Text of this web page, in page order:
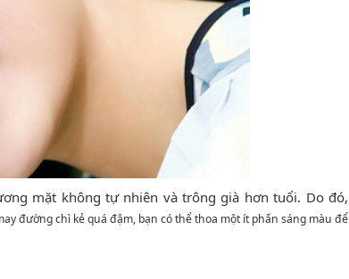
mặt không tự nhiên và trông già hơn tuổi. Do đó,
đường chì kẻ quá đậm, bạn có thể thoa một ít phấn sáng màu để